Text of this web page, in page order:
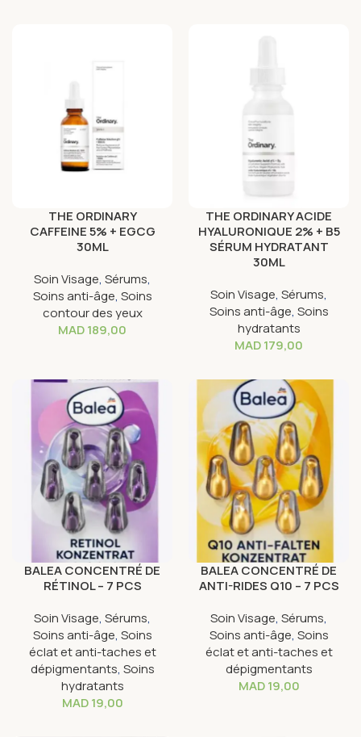
THE ORDINARY
CAFFEINE 5% + EGCG
30ML
Soin Visage, Sérums,
Soins anti-âge, Soins
contour des yeux
MAD189,00
THE ORDINARY ACIDE
HYALURONIQUE 2% + B5
SÉRUM HYDRATANT
30ML
Soin Visage, Sérums,
Soins anti-âge, Soins
hydratants
MAD179,00
BALEA CONCENTRÉ DE
RÉTINOL – 7 PCS
Soin Visage, Sérums,
Soins anti-âge, Soins
éclat et anti-taches et
dépigmentants, Soins
hydratants
MAD19,00
BALEA CONCENTRÉ DE
ANTI-RIDES Q10 – 7 PCS
Soin Visage, Sérums,
Soins anti-âge, Soins
éclat et anti-taches et
dépigmentants
MAD19,00